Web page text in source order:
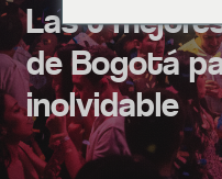
Las 6
de Bogotá
inolvidable